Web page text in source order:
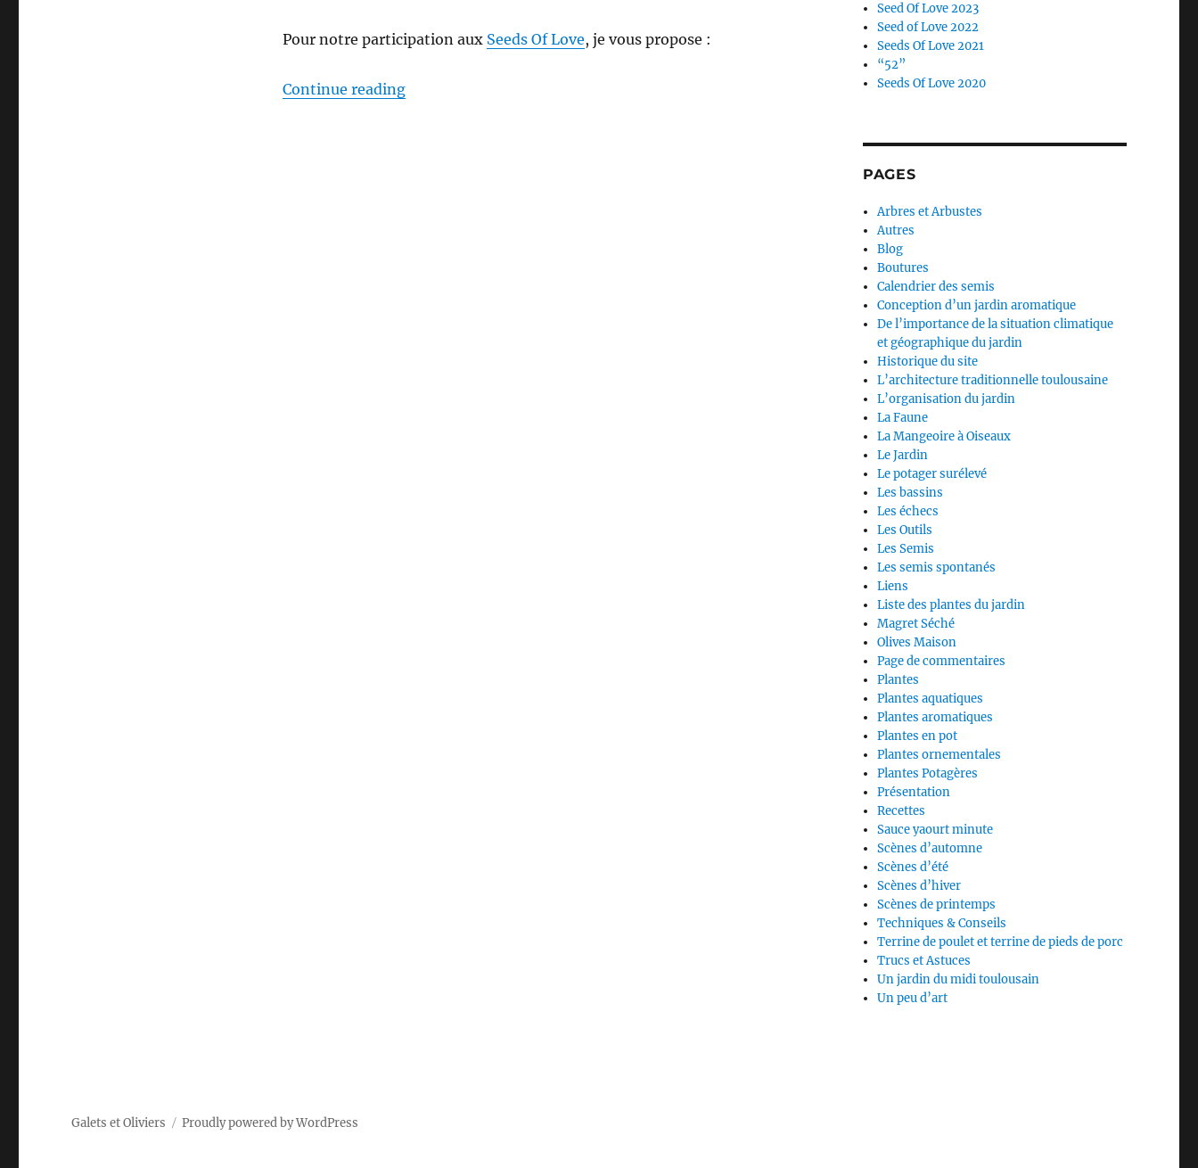
Pour notre participation aux Seeds Of Love, je vous propose :
Continue reading“Seed Of Love 2023”
Seed Of Love 2023
Seed of Love 2022
Seeds Of Love 2021
“52”
Seeds Of Love 2020
PAGES
Arbres et Arbustes
Autres
Blog
Boutures
Calendrier des semis
Conception d’un jardin aromatique
De l’importance de la situation climatique
et géographique du jardin
Historique du site
L’architecture traditionnelle toulousaine
L’organisation du jardin
La Faune
La Mangeoire à Oiseaux
Le Jardin
Le potager surélevé
Les bassins
Les échecs
Les Outils
Les Semis
Les semis spontanés
Liens
Liste des plantes du jardin
Magret Séché
Olives Maison
Page de commentaires
Plantes
Plantes aquatiques
Plantes aromatiques
Plantes en pot
Plantes ornementales
Plantes Potagères
Présentation
Recettes
Sauce yaourt minute
Scènes d’automne
Scènes d’été
Scènes d’hiver
Scènes de printemps
Techniques & Conseils
Terrine de poulet et terrine de pieds de porc
Trucs et Astuces
Un jardin du midi toulousain
Un peu d’art
Galets et Oliviers Proudly powered by WordPress